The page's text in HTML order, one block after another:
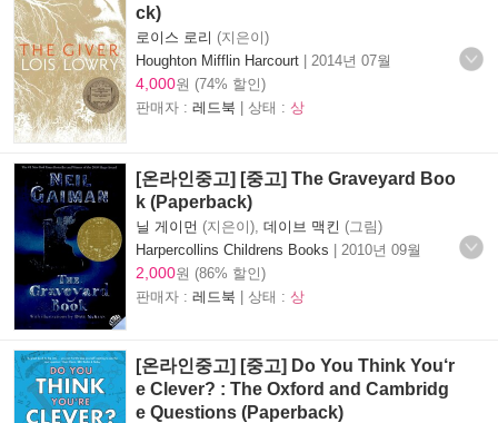
ck)
로이스 로리 (지은이)
Houghton Mifflin Harcourt | 2014년 07월
4,000원 (74% 할인)
판매자 : 레드북 | 상태 : 상
[온라인중고] [중고] The Graveyard Boo
k (Paperback)
닐 게이먼 (지은이), 데이브 맥킨 (그림)
Harpercollins Childrens Books | 2010년 09월
2,000원 (86% 할인)
판매자 : 레드북 | 상태 : 상
[온라인중고] [중고] Do You Think You‘r
e Clever? : The Oxford and Cambridg
e Questions (Paperback)